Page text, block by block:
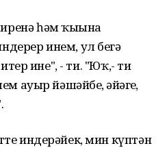
һәм ҡыҙына
инем, ул беҙгә
итер ине", - ти. "Юҡ,- ти
ауыр йәшәйбеҙ, әйҙәгеҙ,
индерәйек, мин күптән